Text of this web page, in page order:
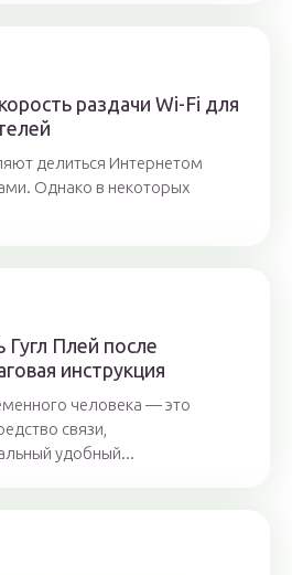
раздачи Wi-Fi для
делиться Интернетом
Однако в некоторых
Гугл Плей после
инструкция
человека — это
связи,
удобный...